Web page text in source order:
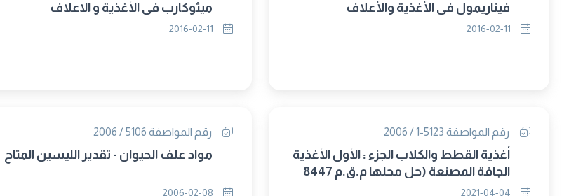
فيناريمول فى الأغذية والأعلاف
ميثوكارب في الأغذية و الاعلاف
رقم المواصفة 5123-1 / 2006
أغذية القطط والكلاب الجزء : الأول الأغذية
الجافة المصنعة (حل محلها م.ق.م 8447
/2021)
رقم المواصفة 5106 / 2006
مواد علف الحيوان - تقدير الليسين المتاح